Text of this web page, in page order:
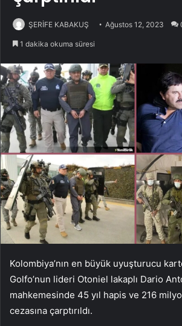
ŞERİFE KABAKUŞ Ağustos 12, 2023
1 dakika okuma süresi
Kolombiya’nın en büyük uyuşturucu
Golfo’nun lideri Otoniel lakaplı Dario
mahkemesinde 45 yıl hapis ve 216
cezasına çarptırıldı.